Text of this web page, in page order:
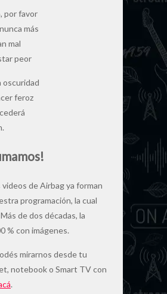
por favor
más
mal
peor
oscuridad
feroz
videos de Airbag ya forman
programación, la cual
de dos décadas, la
% con imágenes.
mirarnos desde tu
notebook o Smart TV con
.